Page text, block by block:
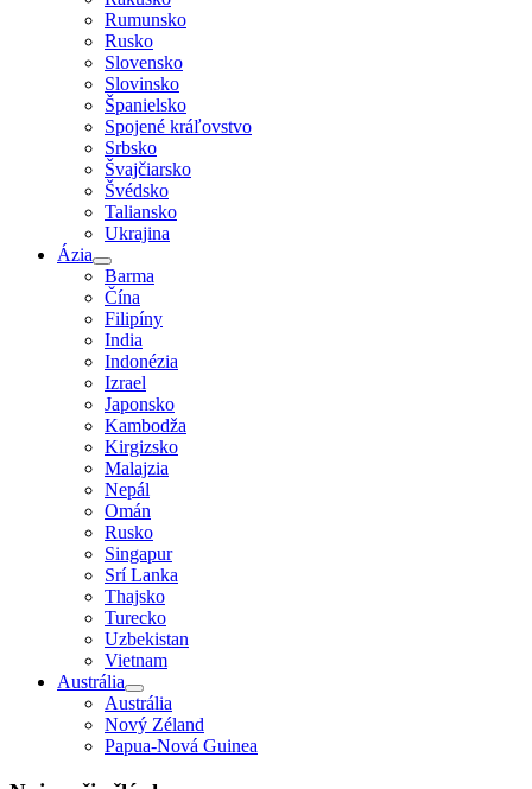
Rumunsko
Rusko
Slovensko
Slovinsko
Španielsko
Spojené kráľovstvo
Srbsko
Švajčiarsko
Švédsko
Taliansko
Ukrajina
Ázia
Barma
Čína
Filipíny
India
Indonézia
Izrael
Japonsko
Kambodža
Kirgizsko
Malajzia
Nepál
Omán
Rusko
Singapur
Srí Lanka
Thajsko
Turecko
Uzbekistan
Vietnam
Austrália
Austrália
Nový Zéland
Papua-Nová Guinea